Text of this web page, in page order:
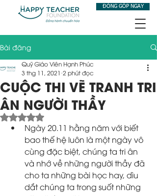
ĐÓNG GÓP NGAY
Bài đăng
CUỘC THI VẼ TRANH TRI
ÂN NGƯỜI THẦY
Quỹ Giáo Viên Hạnh Phúc
3 thg 11, 2021 2 phút đọc
Đã xếp hạng NaN/5 sao.
Ngày 20.11 hằng năm với biết
bao thế hệ luôn là một ngày vô
cùng đặc biệt, chúng ta tri ân
và nhớ về những người thầy đã
cho ta những bài học hay, dìu
dắt chúng ta trong suốt những